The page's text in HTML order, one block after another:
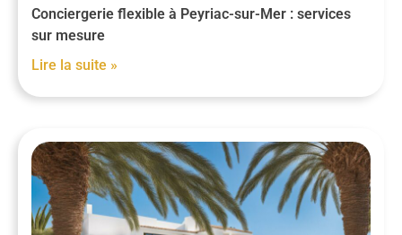
Conciergerie flexible à Peyriac-sur-Mer : services
sur mesure
Lire la suite »